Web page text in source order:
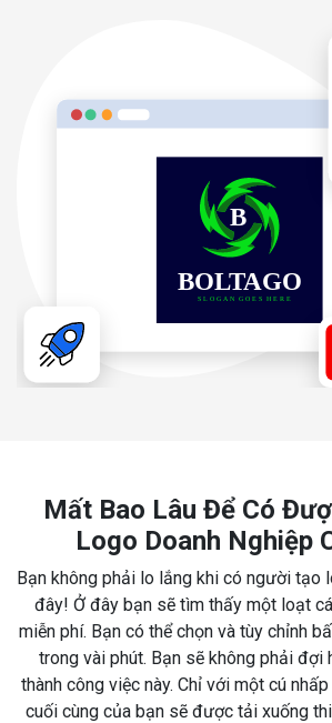
Mất Bao Lâu Để Có
Logo Doanh Nghiệp
Bạn không phải lo lắng khi có người tạo
đây! Ở đây bạn sẽ tìm thấy một loạt
miễn phí. Bạn có thể chọn và tùy chỉnh
trong vài phút. Bạn sẽ không phải đợi
thành công việc này. Chỉ với một cú
cuối cùng của bạn sẽ được tải xuống